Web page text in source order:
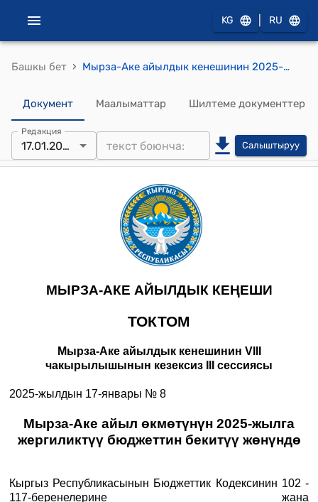
KG RU
Башкы бет › Мырза-Аке айылдык кенешинин 2025-жылдын 17-январы № 8 Мырза-Аке айыл өкмөтүнүн 2025-жылга жергиликтүү бюджеттин бекитүү жөнүндө токтому
Документ Маалыматтар Шилтеме документтер
Редакция
17.01.2025 Салыштыруу